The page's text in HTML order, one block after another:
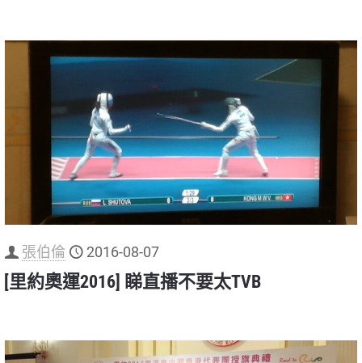
張伯倫 2016-08-07
[里約奧運2016] 睇直播不要太TVB